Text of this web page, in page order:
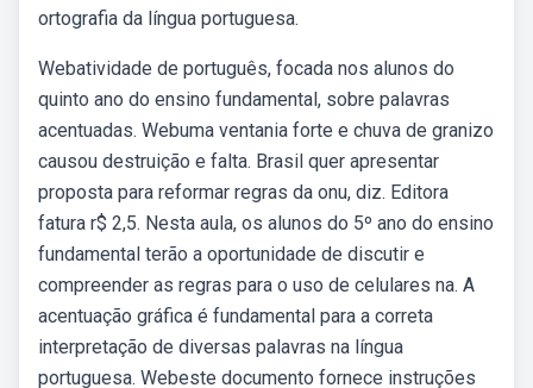
ortografia da língua portuguesa.
Webatividade de português, focada nos alunos do
quinto ano do ensino fundamental, sobre palavras
acentuadas. Webuma ventania forte e chuva de granizo
causou destruição e falta. Brasil quer apresentar
proposta para reformar regras da onu, diz. Editora
fatura r$ 2,5. Nesta aula, os alunos do 5º ano do ensino
fundamental terão a oportunidade de discutir e
compreender as regras para o uso de celulares na. A
acentuação gráfica é fundamental para a correta
interpretação de diversas palavras na língua
portuguesa. Webeste documento fornece instruções